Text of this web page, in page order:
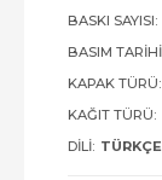
BASKI SAYISI:
BASIM
KAPAK TÜRÜ:
KAĞIT TÜRÜ:
DILI: TÜRKÇE